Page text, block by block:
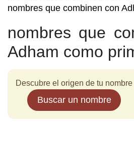
nombres que combinen con
nombres que
Adham como
Descubre el origen de tu nombre
Buscar un nombre